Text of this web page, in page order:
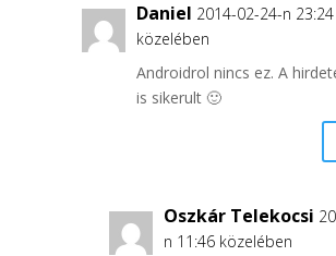
Daniel 2014-02-24-n 23:24
közelében
Androidrol nincs ez. A
is sikerult 🙂
Oszkár Telekocsi
n 11:46 közelében